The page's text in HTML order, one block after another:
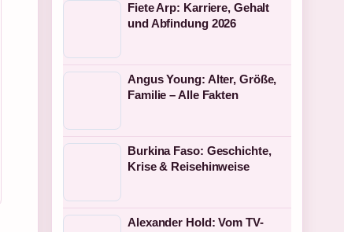
Fiete Arp: Karriere, Gehalt
und Abfindung 2026
Angus Young: Alter, Größe,
Familie – Alle Fakten
Burkina Faso: Geschichte,
Krise & Reisehinweise
Alexander Hold: Vom TV-